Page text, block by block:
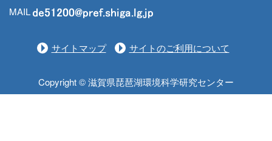
MAIL
サイトマップ サイトのご利用について
Copyright © 滋賀県琵琶湖環境科学研究センター